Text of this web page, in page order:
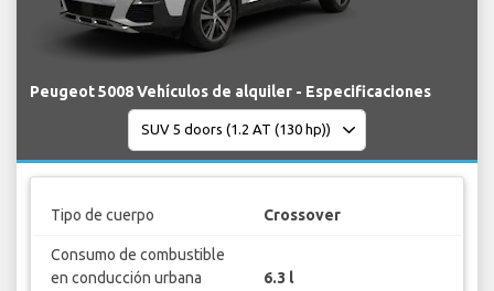
Peugeot 5008 Vehículos de alquiler - Especificaciones
Tipo de cuerpo Crossover
Consumo de combustible
en conducción urbana
6.3 l